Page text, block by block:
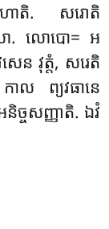
តិ. សរោតិ
ោ. លោបោ= អ
េន វុត្តំ, សរេតិ
ល ព្យវធានេ
ច្ចសញ្ញាតិ. ឯវំ